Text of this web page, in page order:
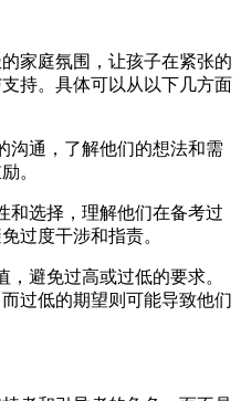
家庭氛围，让孩子在紧张的
持。具体可以从以下几方面
沟通，了解他们的想法和需
。
和选择，理解他们在备考过
过度干涉和指责。
避免过高或过低的要求。
过低的期望则可能导致他们